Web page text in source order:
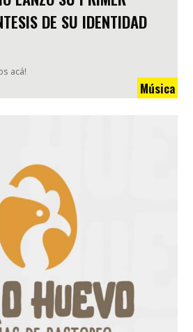
DE SU IDENTIDAD
acá!
Música